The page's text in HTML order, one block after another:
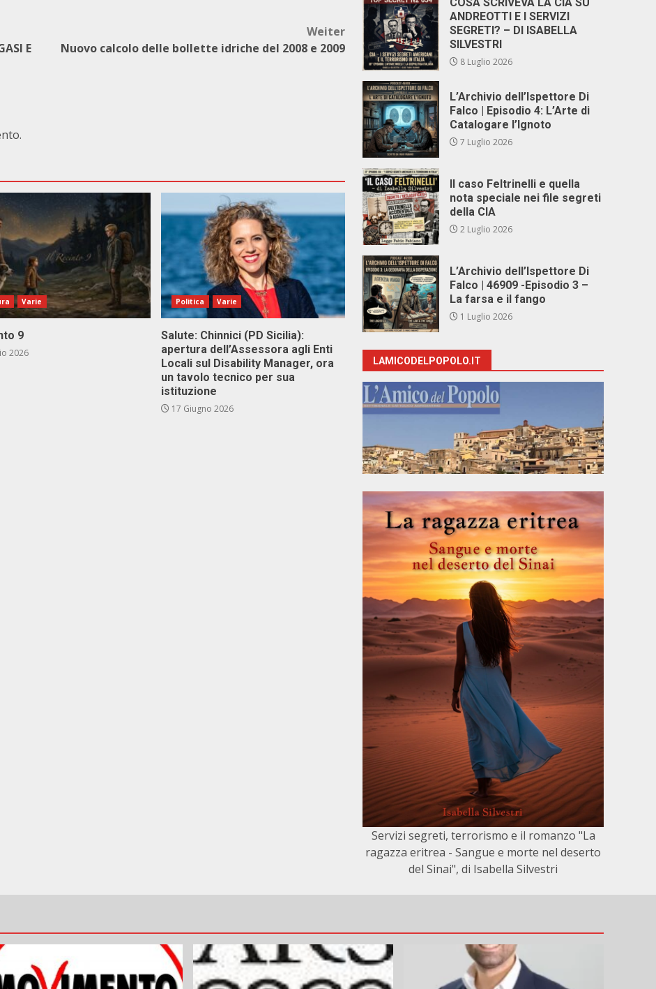
E
Weiter
Nuovo calcolo delle bollette idriche del 2008 e 2009
Varie
9
2026
Politica Varie
Salute: Chinnici (PD Sicilia):
apertura dell’Assessora agli Enti
Locali sul Disability Manager, ora
un tavolo tecnico per sua
istituzione
17 Giugno 2026
ANDREOTTI E I SERVIZI
SEGRETI? – DI ISABELLA
SILVESTRI
8 Luglio 2026
L’Archivio dell’Ispettore Di
Falco | Episodio 4: L’Arte di
Catalogare l’Ignoto
7 Luglio 2026
Il caso Feltrinelli e quella
nota speciale nei file segreti
della CIA
2 Luglio 2026
L’Archivio dell’Ispettore Di
Falco | 46909 -Episodio 3 –
La farsa e il fango
1 Luglio 2026
LAMICODELPOPOLO.IT
Servizi segreti, terrorismo e il romanzo "La
ragazza eritrea - Sangue e morte nel deserto
del Sinai", di Isabella Silvestri